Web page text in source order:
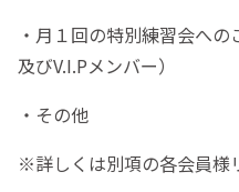
・月１回の特別練習会へ
及びV.I.Pメンバー）
・その他
※詳しくは別項の各会員様